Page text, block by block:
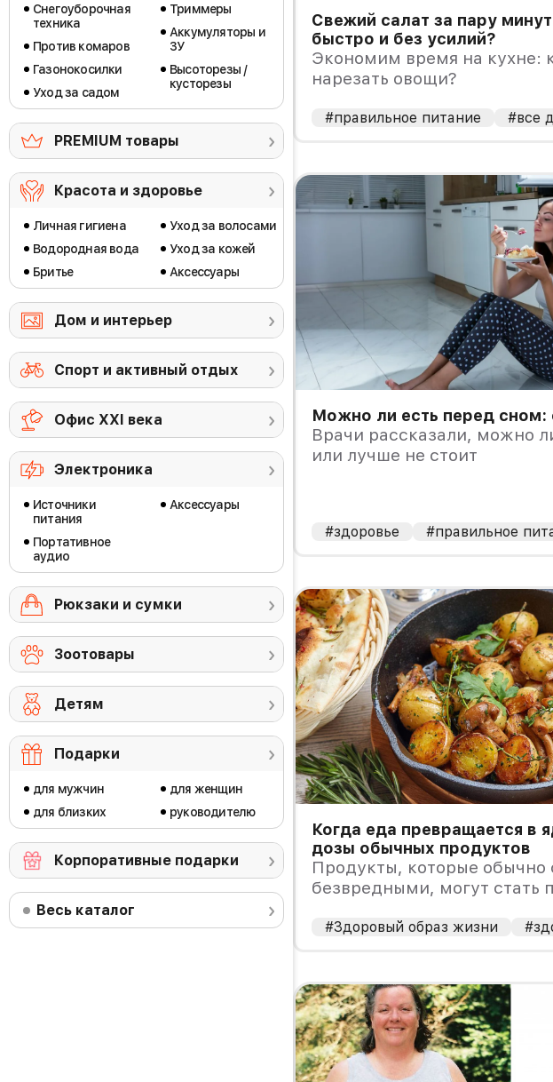
Снегоуборочная
техника
Против комаров
Газонокосилки
Уход за садом
Триммеры
Аккумуляторы и
ЗУ
Высоторезы /
кусторезы
PREMIUM товары
Красота и здоровье
Личная гигиена
Водородная вода
Бритье
Уход за волосами
Уход за кожей
Аксессуары
Дом и интерьер
Спорт и активный отдых
Офис ХХI века
Электроника
Источники
питания
Портативное
аудио
Аксессуары
Рюкзаки и сумки
Зоотовары
Детям
Подарки
для мужчин
для близких
для женщин
руководителю
Корпоративные подарки
Весь каталог
Свежий салат за пару
быстро и без усилий?
Экономим время на кухне:
нарезать овощи?
#правильное питание #все
Можно ли есть перед сном:
Врачи рассказали, можно
или лучше не стоит
#здоровье #правильное
Когда еда превращается в
дозы обычных продуктов
Продукты, которые обычно
безвредными, могут стать
чрезмерных дозах.
#Здоровый образ жизни